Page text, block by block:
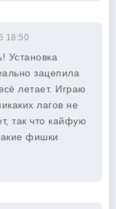
18:50
Установка
зацепила
летает. Играю
лагов не
так что кайфую
фишки